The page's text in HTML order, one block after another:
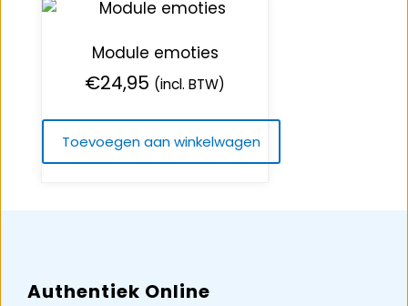
Module emoties
€24,95 (incl. BTW)
Toevoegen aan winkelwagen
Authentiek Online